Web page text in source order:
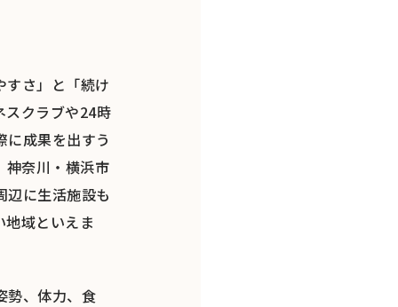
すさ」と「続け
スクラブや24時
成果を出すう
神奈川・横浜市
辺に生活施設も
域といえま
勢、体力、食